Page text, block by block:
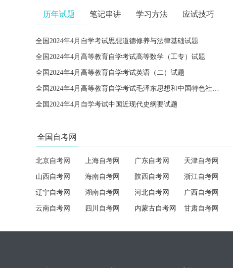
历年试题 笔记串讲 学习方法 应试技巧
全国2024年4月自学考试思想道德修养与法律基础试题
全国2024年4月高等教育自学考试高等数学（工专）试题
全国2024年4月高等教育自学考试英语（二）试题
全国2024年4月高等教育自学考试毛泽东思想和中国特色社会主义理论体系概论试题
全国2024年4月自学考试中国近现代史纲要试题
全国自考网
北京自考网 上海自考网 广东自考网 天津自考网
山西自考网 海南自考网 陕西自考网 浙江自考网
辽宁自考网 湖南自考网 河北自考网 广西自考网
云南自考网 四川自考网 内蒙古自考网 甘肃自考网